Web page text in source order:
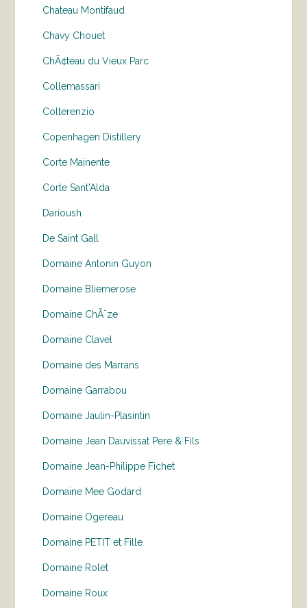
Chateau Montifaud
Chavy Chouet
ChÃ¢teau du Vieux Parc
Collemassari
Colterenzio
Copenhagen Distillery
Corte Mainente
Corte Sant'Alda
Darioush
De Saint Gall
Domaine Antonin Guyon
Domaine Bliemerose
Domaine ChÃ¨ze
Domaine Clavel
Domaine des Marrans
Domaine Garrabou
Domaine Jaulin-Plasintin
Domaine Jean Dauvissat Pere & Fils
Domaine Jean-Philippe Fichet
Domaine Mee Godard
Domaine Ogereau
Domaine PETIT et Fille
Domaine Rolet
Domaine Roux